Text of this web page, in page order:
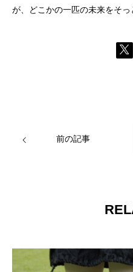
が、どこかの一匹の未来をそっ
前の記事